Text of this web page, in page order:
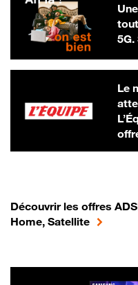
Le
Découvrir les offres
Home, Satellite